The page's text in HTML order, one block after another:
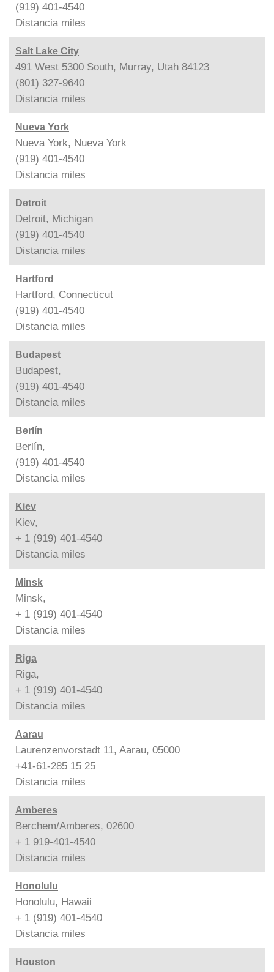
(919) 401-4540
Distancia miles
Salt Lake City
491 West 5300 South, Murray, Utah 84123
(801) 327-9640
Distancia miles
Nueva York
Nueva York, Nueva York
(919) 401-4540
Distancia miles
Detroit
Detroit, Michigan
(919) 401-4540
Distancia miles
Hartford
Hartford, Connecticut
(919) 401-4540
Distancia miles
Budapest
Budapest,
(919) 401-4540
Distancia miles
Berlín
Berlín,
(919) 401-4540
Distancia miles
Kiev
Kiev,
+ 1 (919) 401-4540
Distancia miles
Minsk
Minsk,
+ 1 (919) 401-4540
Distancia miles
Riga
Riga,
+ 1 (919) 401-4540
Distancia miles
Aarau
Laurenzenvorstadt 11, Aarau, 05000
+41-61-285 15 25
Distancia miles
Amberes
Berchem/Amberes, 02600
+ 1 919-401-4540
Distancia miles
Honolulu
Honolulu, Hawaii
+ 1 (919) 401-4540
Distancia miles
Houston